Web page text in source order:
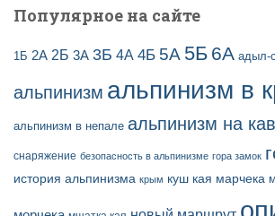
Популярное на сайте
1Б 2А 2Б 3А 3Б 4А 4Б 5А 5Б 6А адыл-
альпинизм альпинизм в
альпинизм в непале альпинизм на
снаряжение безопасность в альпинизме гора замок
история альпинизма крым куш кая марчека